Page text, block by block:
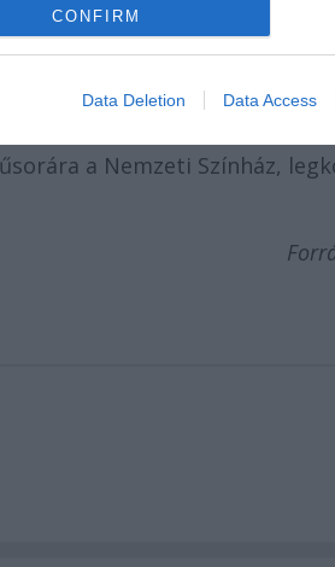
CONFIRM
Data Deletion Data Access
már a harmadik külföldi
- idézte a
a Nemzeti Színház,